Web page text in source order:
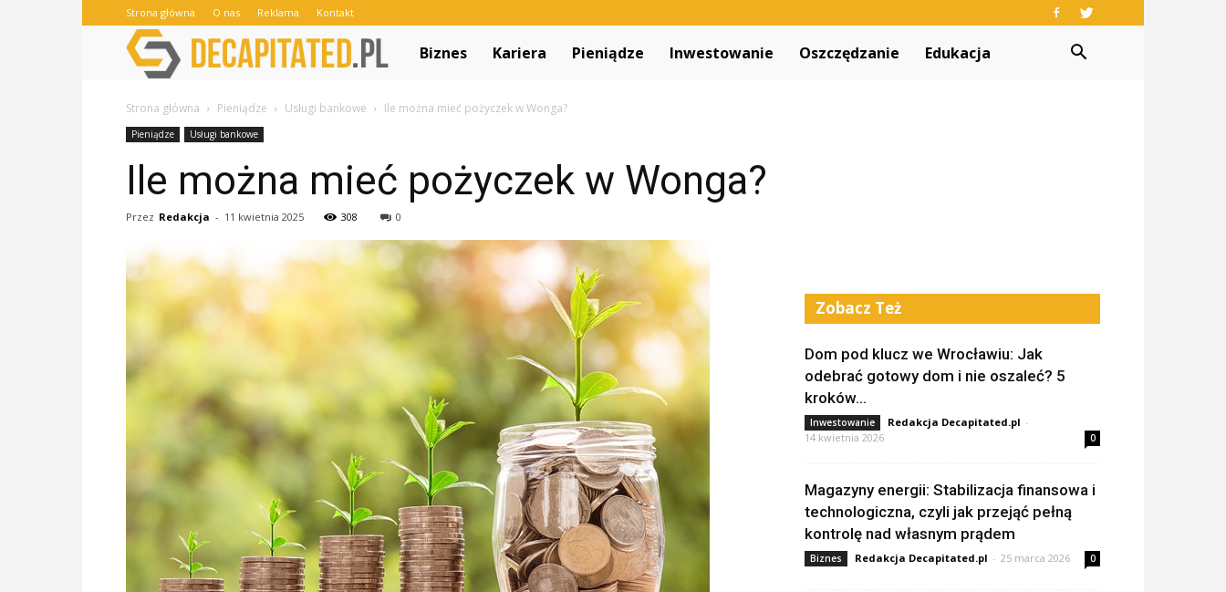
Strona główna O nas Reklama Kontakt
Decapitated.pl
Biznes Kariera Pieniądze Inwestowanie Oszczędzanie Edukacja
Strona główna Pieniądze Usługi bankowe Ile można mieć pożyczek w Wonga?
Pieniądze Usługi bankowe
Ile można mieć pożyczek w Wonga?
Przez Redakcja - 11 kwietnia 2025 308 0
Zobacz Też
Dom pod klucz we Wrocławiu: Jak
odebrać gotowy dom i nie oszaleć? 5
kroków...
Inwestowanie Redakcja Decapitated.pl -
14 kwietnia 2026
0
Magazyny energii: Stabilizacja finansowa i
technologiczna, czyli jak przejąć pełną
kontrolę nad własnym prądem
Biznes Redakcja Decapitated.pl - 25 marca 2026 0